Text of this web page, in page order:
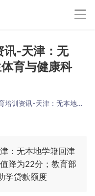
-天津：无
育与健康科
2023年9月教育培训资讯-天津：无本地学籍回津中考学生体育与健康科目总分值降为22分
：无本地学籍回津
降为22分；教育部
学贷款额度